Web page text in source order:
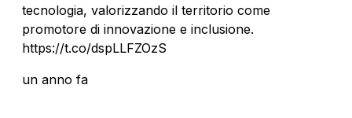
tecnologia, valorizzando il territorio come
promotore di innovazione e inclusione.
https://t.co/dspLLFZOzS
un anno fa